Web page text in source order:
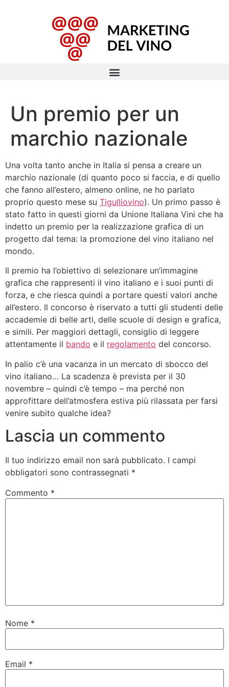
Un premio per un
marchio nazionale
Una volta tanto anche in Italia si pensa a creare un
marchio nazionale (di quanto poco si faccia, e di quello
che fanno all’estero, almeno online, ne ho parlato
proprio questo mese su Tigulliovino). Un primo passo è
stato fatto in questi giorni da Unione Italiana Vini che ha
indetto un premio per la realizzazione grafica di un
progetto dal tema: la promozione del vino italiano nel
mondo.
Il premio ha l’obiettivo di selezionare un’immagine
grafica che rappresenti il vino italiano e i suoi punti di
forza, e che riesca quindi a portare questi valori anche
all’estero. Il concorso è riservato a tutti gli studenti delle
accademie di belle arti, delle scuole di design e grafica,
e simili. Per maggiori dettagli, consiglio di leggere
attentamente il bando e il regolamento del concorso.
In palio c’è una vacanza in un mercato di sbocco del
vino italiano… La scadenza è prevista per il 30
novembre – quindi c’è tempo – ma perché non
approfittare dell’atmosfera estiva più rilassata per farsi
venire subito qualche idea?
Lascia un commento
Il tuo indirizzo email non sarà pubblicato. I campi
obbligatori sono contrassegnati *
Commento *
Nome *
Email *